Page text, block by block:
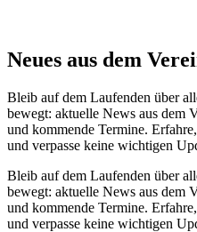
Neues aus dem
Bleib auf dem Laufenden über
bewegt: aktuelle News aus dem
und kommende Termine.
und verpasse keine wichtigen
Bleib auf dem Laufenden über
bewegt: aktuelle News aus dem
und kommende Termine.
und verpasse keine wichtigen